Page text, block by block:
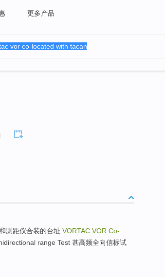
更多产品
测距仪合装的台址 VORTAC VOR Co-
range Test 甚高频全向信标试